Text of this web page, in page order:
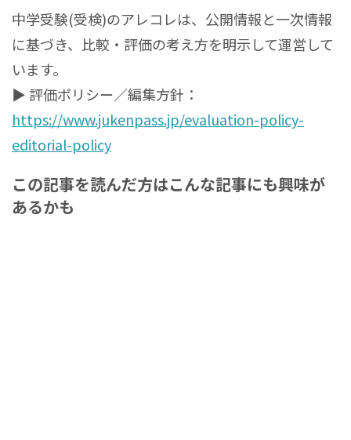
中学受験(受検)のアレコレは、公開情報と一次情報
に基づき、比較・評価の考え方を明示して運営して
います。
▶ 評価ポリシー／編集方針：
https://www.jukenpass.jp/evaluation-policy-
editorial-policy
この記事を読んだ方はこんな記事にも興味が
あるかも